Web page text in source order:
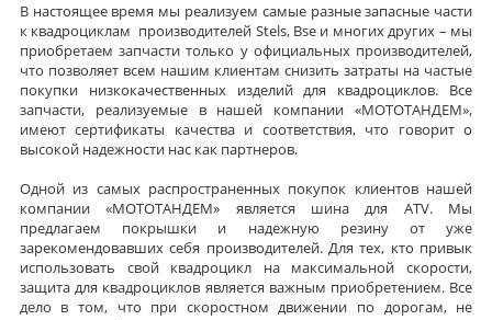
В настоящее время мы реализуем самые разные запасные части
к квадроциклам производителей Stels, Bse и многих других – мы
приобретаем запчасти только у официальных производителей,
что позволяет всем нашим клиентам снизить затраты на частые
покупки низкокачественных изделий для квадроциклов. Все
запчасти, реализуемые в нашей компании «МОТОТАНДЕМ»,
имеют сертификаты качества и соответствия, что говорит о
высокой надежности нас как партнеров.
Одной из самых распространенных покупок клиентов нашей
компании «МОТОТАНДЕМ» является шина для ATV. Мы
предлагаем покрышки и надежную резину от уже
зарекомендовавших себя производителей. Для тех, кто привык
использовать свой квадроцикл на максимальной скорости,
защита для квадроциклов является важным приобретением. Все
дело в том, что при скоростном движении по дорогам, не